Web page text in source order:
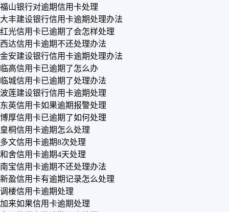
福山银行对逾期信用卡处理
大丰建设银行信用卡逾期处理办法
红光信用卡已逾期了会怎样处理
西达信用卡逾期不还处理办法
金安建设银行信用卡逾期处理办法
临高信用卡已逾期了怎么办
临城信用卡已逾期了处理办法
波莲建设银行信用卡逾期处理
东英信用卡如果逾期报警处理
博厚信用卡已逾期了如何处理
皇桐信用卡逾期怎么处理
多文信用卡逾期8次处理
和舍信用卡逾期4天处理
南宝信用卡逾期不还处理办法
新盈信用卡有逾期记录怎么处理
调楼信用卡逾期处理
加来如果信用卡逾期处理